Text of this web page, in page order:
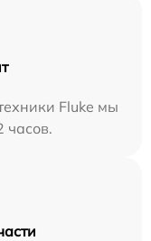
Fluke мы
часов.